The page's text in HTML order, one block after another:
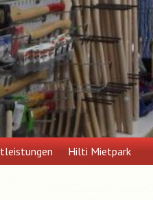
Hilti Mietpark